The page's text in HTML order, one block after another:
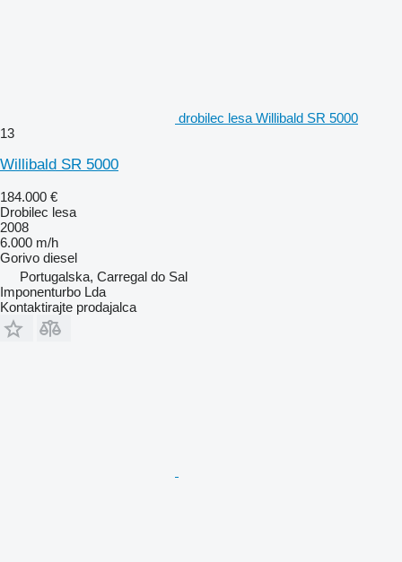
drobilec lesa Willibald SR 5000
13
Willibald SR 5000
184.000 €
Drobilec lesa
2008
6.000 m/h
Gorivo diesel
Portugalska, Carregal do Sal
Imponenturbo Lda
Kontaktirajte prodajalca